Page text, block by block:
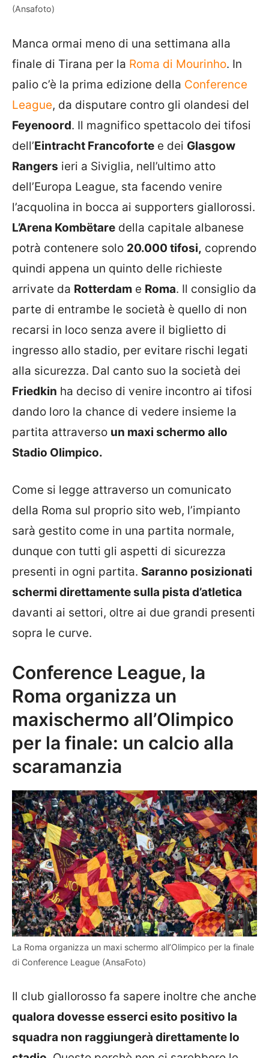
(Ansafoto)
Manca ormai meno di una settimana alla
finale di Tirana per la Roma di Mourinho. In
palio c’è la prima edizione della Conference
League, da disputare contro gli olandesi del
Feyenoord. Il magnifico spettacolo dei tifosi
dell’Eintracht Francoforte e dei Glasgow
Rangers ieri a Siviglia, nell’ultimo atto
dell’Europa League, sta facendo venire
l’acquolina in bocca ai supporters giallorossi.
L’Arena Kombëtare della capitale albanese
potrà contenere solo 20.000 tifosi, coprendo
quindi appena un quinto delle richieste
arrivate da Rotterdam e Roma. Il consiglio da
parte di entrambe le società è quello di non
recarsi in loco senza avere il biglietto di
ingresso allo stadio, per evitare rischi legati
alla sicurezza. Dal canto suo la società dei
Friedkin ha deciso di venire incontro ai tifosi
dando loro la chance di vedere insieme la
partita attraverso un maxi schermo allo
Stadio Olimpico.
Come si legge attraverso un comunicato
della Roma sul proprio sito web, l’impianto
sarà gestito come in una partita normale,
dunque con tutti gli aspetti di sicurezza
presenti in ogni partita. Saranno posizionati
schermi direttamente sulla pista d’atletica
davanti ai settori, oltre ai due grandi presenti
sopra le curve.
Conference League, la
Roma organizza un
maxischermo all’Olimpico
per la finale: un calcio alla
scaramanzia
La Roma organizza un maxi schermo all’Olimpico per la finale
di Conference League (AnsaFoto)
Il club giallorosso fa sapere inoltre che anche
qualora dovesse esserci esito positivo la
squadra non raggiungerà direttamente lo